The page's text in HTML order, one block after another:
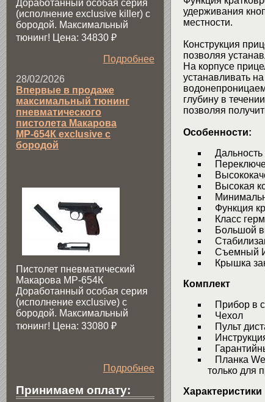
удерживания
местности.
Конструкция
позволяя
На корпусе
устанавливать
глубину в
позволяя
Особенности:
Дальность
Высокая
Функция
Класс
Большой
Съемный
Крышка
Комплект
Прибор в
Чехол
Пульт
Планка
только для
Характеристики
Доработанный особая серия
(исполнение exclusive killer) с
бородой. Максимальный
тюнинг! Цена: 34830 ₽
Подробнее
28/02/2026
Впервые в продаже
максимальный тюнинг
пневматического
пистолета Макарова
МР-654К exclusive с
бородой
Пистолет пневматический
Макарова МР-654К
Доработанный особая серия
(исполнение exclusive) c
бородой. Максимальный
тюнинг! Цена: 33080 ₽
Подробнее
Принимаем оплату: